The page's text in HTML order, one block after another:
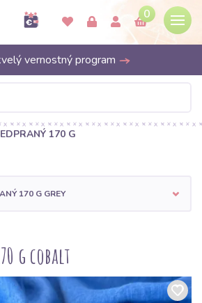
0
vernostný program
170 G
170 G GREY
g cobalt